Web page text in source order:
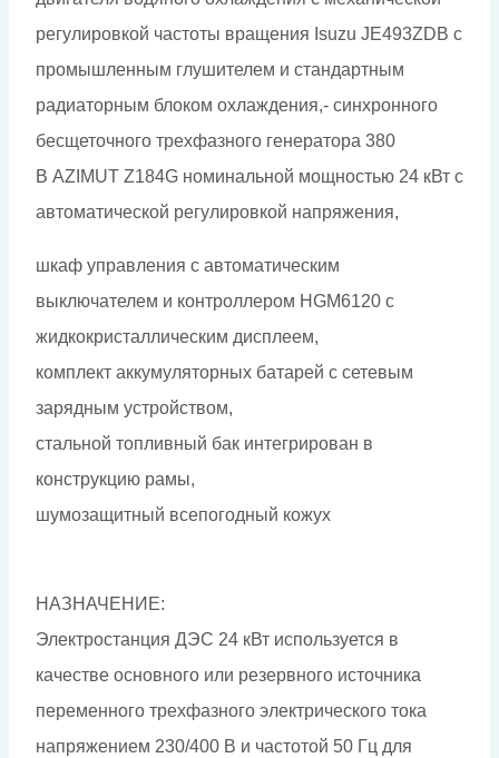
регулировкой частоты вращения Isuzu JE493ZDB с
промышленным глушителем и стандартным
радиаторным блоком охлаждения,- синхронного
бесщеточного трехфазного генератора 380
В AZIMUT Z184G номинальной мощностью 24 кВт c
автоматической регулировкой напряжения,
шкаф управления с автоматическим
выключателем и контроллером HGM6120 с
жидкокристаллическим дисплеем,
комплект аккумуляторных батарей с сетевым
зарядным устройством,
стальной топливный бак интегрирован в
конструкцию рамы,
шумозащитный всепогодный кожух
НАЗНАЧЕНИЕ:
Электростанция ДЭС 24 кВт используется в
качестве основного или резервного источника
переменного трехфазного электрического тока
напряжением 230/400 В и частотой 50 Гц для